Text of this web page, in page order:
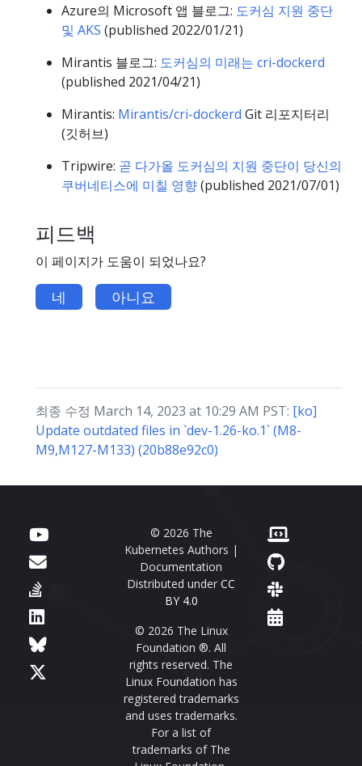
Azure의 Microsoft 앱 블로그: 도커심 지원 중단
및 AKS (published 2022/01/21)
Mirantis 블로그: 도커심의 미래는 cri-dockerd
(published 2021/04/21)
Mirantis: Mirantis/cri-dockerd Git 리포지터리
(깃허브)
Tripwire: 곧 다가올 도커심의 지원 중단이 당신의
쿠버네티스에 미칠 영향(published 2021/07/01)
피드백
이 페이지가 도움이 되었나요?
네 아니요
최종 수정 March 14, 2023 at 10:29 AM PST: [ko]
Update outdated files in `dev-1.26-ko.1` (M8-
M9,M127-M133) (20b88e92c0)
© 2026 The
Kubernetes Authors |
Documentation
Distributed under CC
BY 4.0
© 2026 The Linux
Foundation ®. All
rights reserved. The
Linux Foundation has
registered trademarks
and uses trademarks.
For a list of
trademarks of The